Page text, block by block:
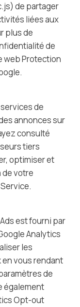
de partager
liées aux
plus de
de
web Protection
de
annonces sur
consulté
tiers
optimiser et
votre
est fourni par
Analytics
les
en vous rendant
de
également
Opt-out